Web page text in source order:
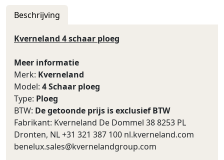
Beschrijving
Kverneland 4 schaar ploeg
Meer informatie
Merk: Kverneland
Model: 4 Schaar ploeg
Type: Ploeg
BTW: De getoonde prijs is exclusief BTW
Fabrikant: Kverneland De Dommel 38 8253 PL
Dronten, NL +31 321 387 100 nl.kverneland.com
benelux.sales@kvernelandgroup.com